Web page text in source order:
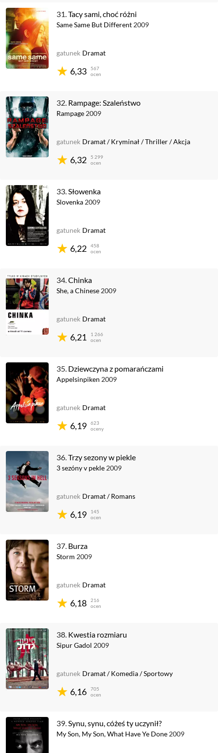
31.Tacy sami, choć różni
Same Same But Different 2009
6,33
567
ocen
gatunek Dramat
32. Rampage: Szaleństwo
Rampage 2009
6,32
5 299
ocen
gatunek Dramat/Kryminał /Thriller/Akcja
33.Słowenka
Slovenka 2009
6,22
458
ocen
gatunek Dramat
34.Chinka
She, a Chinese 2009
6,21
1 266
ocen
gatunek Dramat
35. Dziewczyna z pomarańczami
Appelsinpiken 2009
6,19
623
oceny
gatunek Dramat
36.Trzy sezony w piekle
3 sezóny v pekle 2009
6,19
145
ocen
gatunek Dramat/Romans
37. Burza
Storm 2009
6,18
216
ocen
gatunek Dramat
38. Kwestia rozmiaru
Sipur Gadol 2009
6,16
705
ocen
gatunek Dramat/Komedia/Sportowy
39.Synu, synu, cóżeś ty uczynił?
My Son, My Son, What Have Ye Done 2009